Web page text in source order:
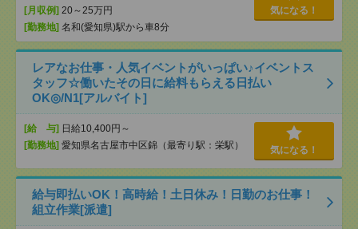
[月収例] 20～25万円
[勤務地] 名和(愛知県)駅から車8分
気になる！
レアなお仕事・人気イベントがいっぱい♪イベントス
タッフ☆働いたその日に給料もらえる日払い
OK◎/N1[アルバイト]
[給 与] 日給10,400円～
[勤務地] 愛知県名古屋市中区錦（最寄り駅：栄駅） 気になる！
給与即払いOK！高時給！土日休み！日勤のお仕事！
組立作業[派遣]